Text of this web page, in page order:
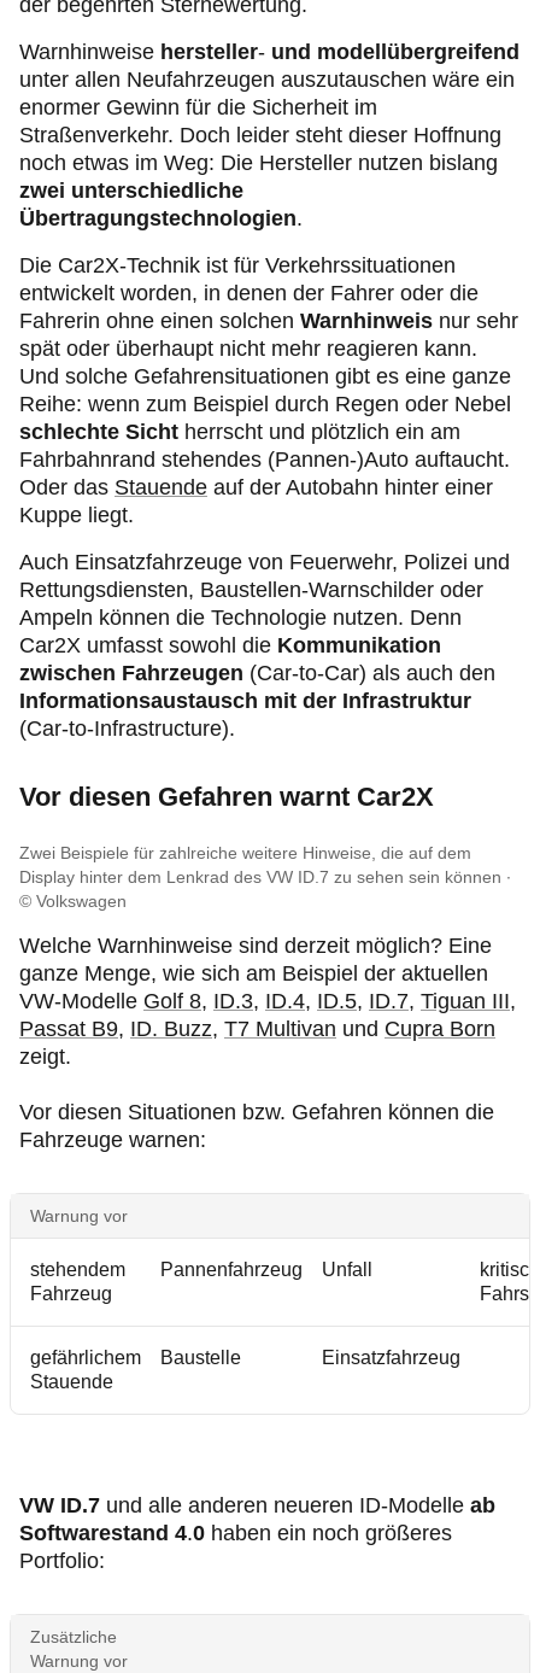
der begehrten Sternewertung.
Warnhinweise hersteller- und modellübergreifend
unter allen Neufahrzeugen auszutauschen wäre ein
enormer Gewinn für die Sicherheit im
Straßenverkehr. Doch leider steht dieser Hoffnung
noch etwas im Weg: Die Hersteller nutzen bislang
zwei unterschiedliche
Übertragungstechnologien.
Die Car2X-Technik ist für Verkehrssituationen
entwickelt worden, in denen der Fahrer oder die
Fahrerin ohne einen solchen Warnhinweis nur sehr
spät oder überhaupt nicht mehr reagieren kann.
Und solche Gefahrensituationen gibt es eine ganze
Reihe: wenn zum Beispiel durch Regen oder Nebel
schlechte Sicht herrscht und plötzlich ein am
Fahrbahnrand stehendes (Pannen-)Auto auftaucht.
Oder das Stauende auf der Autobahn hinter einer
Kuppe liegt.
Auch Einsatzfahrzeuge von Feuerwehr, Polizei und
Rettungsdiensten, Baustellen-Warnschilder oder
Ampeln können die Technologie nutzen. Denn
Car2X umfasst sowohl die Kommunikation
zwischen Fahrzeugen (Car-to-Car) als auch den
Informationsaustausch mit der Infrastruktur
(Car-to-Infrastructure).
Vor diesen Gefahren warnt Car2X
Zwei Beispiele für zahlreiche weitere Hinweise, die auf dem
Display hinter dem Lenkrad des VW ID.7 zu sehen sein können
© Volkswagen
Welche Warnhinweise sind derzeit möglich? Eine
ganze Menge, wie sich am Beispiel der aktuellen
VW-Modelle Golf 8, ID.3, ID.4, ID.5, ID.7, Tiguan III,
Passat B9, ID. Buzz, T7 Multivan und Cupra Born
zeigt.
Vor diesen Situationen bzw. Gefahren können die
Fahrzeuge warnen:
Warnung vor
stehendem
Fahrzeug
Pannenfahrzeug Unfall
gefährlichem
Stauende
Baustelle Einsatzfahrzeug
VW ID.7 und alle anderen neueren ID-Modelle ab
Softwarestand 4.0 haben ein noch größeres
Portfolio:
Zusätzliche
Warnung vor